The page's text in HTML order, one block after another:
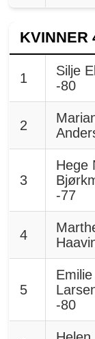
KVINNER
1
Silje
-80
2
3
Hege
-77
4
5
-80